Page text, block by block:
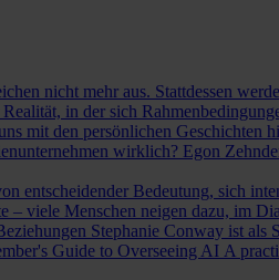
nicht mehr aus. Stattdessen
in der sich
mit den persönlichen Geschichten
wirklich? Egon
entscheidender Bedeutung, sich
– viele Menschen neigen dazu, im
Stephanie Conway ist als
Guide to Overseeing AI A